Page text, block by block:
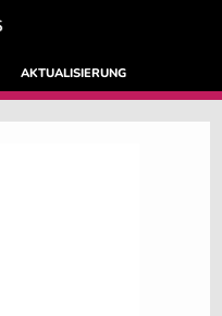
AKTUALISIERUNG